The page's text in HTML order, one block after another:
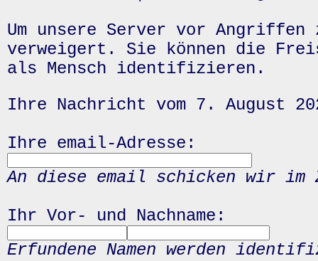
Um unsere Server vor
verweigert. Sie können die
als Mensch identifizieren.
Ihre Nachricht vom 7. August
Ihre email-Adresse:
An diese email schicken wir
Ihr Vor- und Nachname:
Erfundene Namen werden